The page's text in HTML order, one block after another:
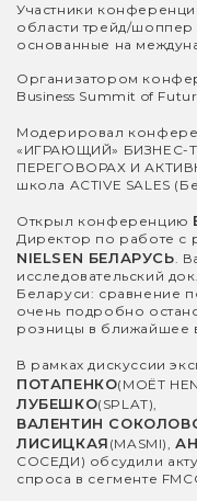
Участники
области трейд/шоппер
основанные на
Организатором
Business Summit of
Модерировал
«ИГРАЮЩИЙ» БИЗНЕС-
ПЕРЕГОВОРАХ И
школа ACTIVE SALES
Открыл конференцию
Директор по работе с
NIELSEN БЕЛАРУСЬ.
исследовательский
Беларуси: сравнение
очень подробно
розницы в ближайшее
В рамках дискуссии
ПОТАПЕНКО(MOËT
ЛУБЕШКО(SPLAT),
ВАЛЕНТИН
ЛИСИЦКАЯ (MASMI),
СОСЕДИ) обсудили
спроса в сегменте